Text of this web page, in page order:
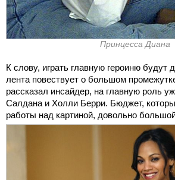
Принцесса Диана
К слову, играть главную героиню будут
лента повествует о большом
рассказал инсайдер, на главную роль
Салдана и Холли Берри. Бюджет,
работы над картиной, довольно